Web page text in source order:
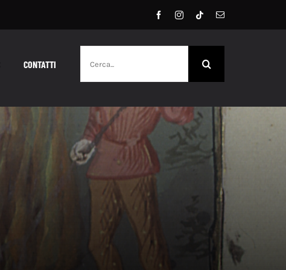
CONTATTI
per: